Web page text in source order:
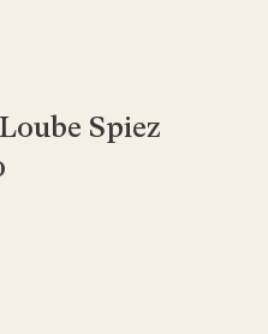
Spiez